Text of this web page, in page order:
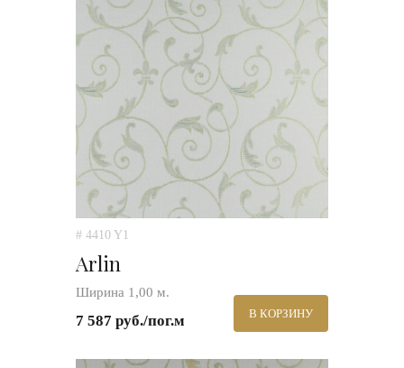
# 4410 Y1
Arlin
Ширина 1,00 м.
7 587 руб./пог.м В КОРЗИНУ